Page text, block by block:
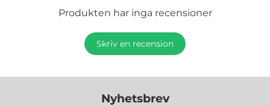
Produkten har inga recensioner
Skriv en recension
Nyhetsbrev